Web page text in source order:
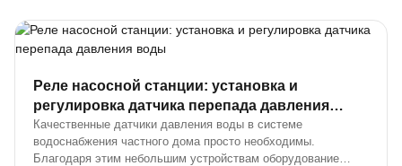
Реле насосной станции: установка и
регулировка датчика перепада давления
воды
Качественные датчики давления воды в системе
водоснабжения частного дома просто необходимы.
Благодаря этим небольшим устройствам оборудование